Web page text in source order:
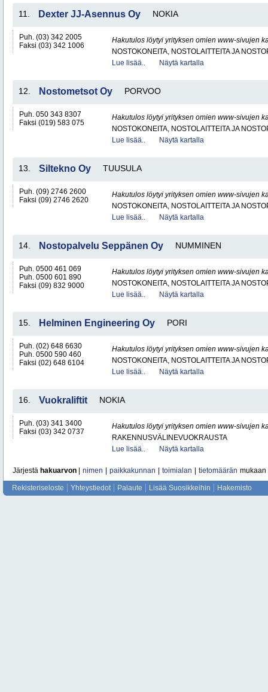
11. Dexter JJ-Asennus Oy NOKIA
Puh. (03) 342 2005
Faksi (03) 342 1006
Hakutulos löytyi yrityksen omien www-sivujen
NOSTOKONEITA, NOSTOLAITTEITA JA
Lue lisää..
Näytä kartalla
12. Nostometsot Oy PORVOO
Puh. 050 343 8307
Faksi (019) 583 075
Hakutulos löytyi yrityksen omien www-sivujen
NOSTOKONEITA, NOSTOLAITTEITA JA
Lue lisää..
Näytä kartalla
13. Siltekno Oy TUUSULA
Puh. (09) 2746 2600
Faksi (09) 2746 2620
Hakutulos löytyi yrityksen omien www-sivujen
NOSTOKONEITA, NOSTOLAITTEITA JA
Lue lisää..
Näytä kartalla
14. Nostopalvelu Seppänen Oy NUMMINEN
Puh. 0500 461 069
Puh. 0500 601 890
Faksi (09) 832 9000
Hakutulos löytyi yrityksen omien www-sivujen
NOSTOKONEITA, NOSTOLAITTEITA JA
Lue lisää..
Näytä kartalla
15. Helminen Engineering Oy PORI
Puh. (02) 648 6630
Puh. 0500 590 460
Faksi (02) 648 6104
Hakutulos löytyi yrityksen omien www-sivujen
NOSTOKONEITA, NOSTOLAITTEITA JA
Lue lisää..
Näytä kartalla
16. Vuokraliftit NOKIA
Puh. (03) 341 3400
Faksi (03) 342 0737
Hakutulos löytyi yrityksen omien www-sivujen
RAKENNUSVÄLINEVUOKRAUSTA
Lue lisää..
Näytä kartalla
Järjestä hakuarvon nimen paikkakunnan toimialan tietomäärän mukaan
Rekisteriseloste Yhteystiedot Palaute Lisää Suosikkeihin Hakemisto